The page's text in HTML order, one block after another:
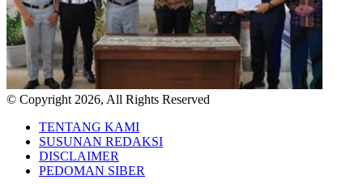
© Copyright 2026, All Rights Reserved
TENTANG KAMI
SUSUNAN REDAKSI
DISCLAIMER
PEDOMAN SIBER